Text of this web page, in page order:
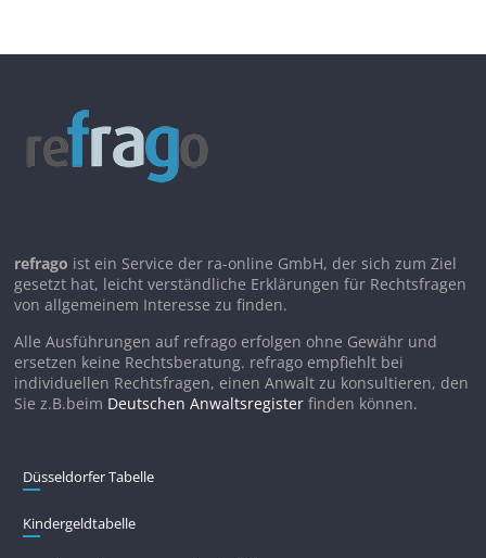
refrago ist ein Service der ra-online GmbH, der sich zum Ziel
gesetzt hat, leicht verständliche Erklärungen für Rechtsfragen
von allgemeinem Interesse zu finden.
Alle Ausführungen auf refrago erfolgen ohne Gewähr und
ersetzen keine Rechtsberatung. refrago empfiehlt bei
individuellen Rechtsfragen, einen Anwalt zu konsultieren, den
Sie z.B.beim Deutschen Anwaltsregister finden können.
Düsseldorfer Tabelle
Kindergeldtabelle